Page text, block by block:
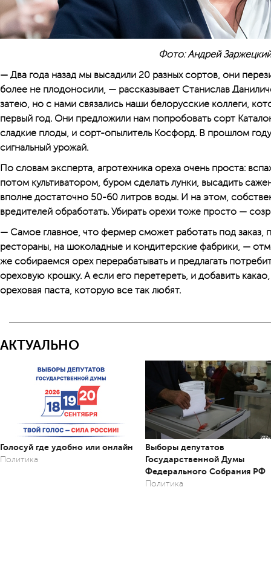
Фото: Андрей Заржецкий
— Два года назад мы высадили 20 разных сортов, они
более не плодоносили, — рассказывает Станислав
затею, но с нами связались наши белорусские коллеги,
первый год. Они предложили нам попробовать сорт
сладкие плоды, и сорт-опылитель Косфорд. В прошлом
сигнальный урожай.
По словам эксперта, агротехника ореха очень проста:
потом культиватором, буром сделать лунки, высадить
вполне достаточно 50-60 литров воды. И на этом,
вредителей обработать. Убирать орехи тоже просто —
— Самое главное, что фермер сможет работать под заказ,
рестораны, на шоколадные и кондитерские фабрики, —
же собираемся орех перерабатывать и предлагать
ореховую крошку. А если его перетереть, и добавить
ореховая паста, которую все так любят.
АКТУАЛЬНО
Голосуй где удобно или онлайн
Политика
Выборы депутатов
Государственной Думы
Федерального Собрания РФ
Политика